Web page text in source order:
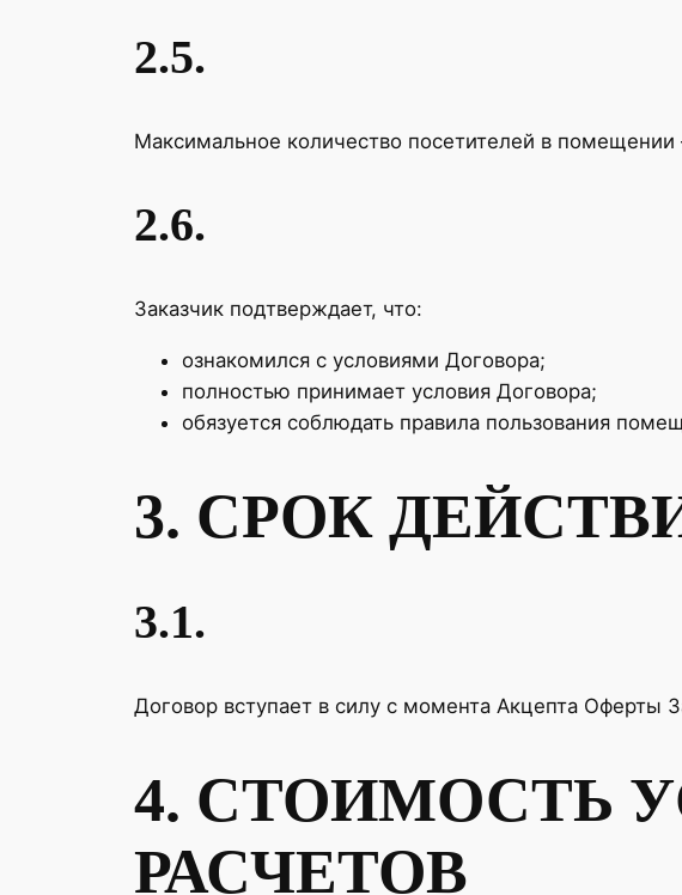
2.5.
Максимальное количество посетителей в
2.6.
Заказчик подтверждает, что:
ознакомился с условиями Договора;
полностью принимает условия Договора;
обязуется соблюдать правила пользования
3. СРОК
3.1.
Договор вступает в силу с момента Акцепта Оферты
4. СТОИМОСТЬ
РАСЧЕТОВ